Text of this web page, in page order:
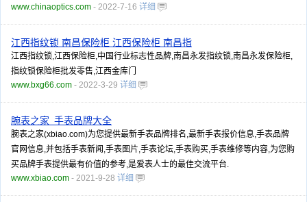
www.chinaoptics.com - 2022-7-16 详细
江西指纹锁 南昌保险柜 江西保险柜 南昌指
江西指纹锁,江西保险柜,中国行业标志性品牌,南昌永发指纹锁,南昌永发保险柜,
指纹锁保险柜批发零售,江西金库门
www.bxg66.com - 2022-3-29 详细
腕表之家_手表品牌大全
腕表之家(xbiao.com)为您提供最新手表品牌排名,最新手表报价信息,手表品牌
官网信息,并包括手表新闻,手表图片,手表论坛,手表购买,手表维修等内容,为您购
买品牌手表提供最有价值的参考,是爱表人士的最佳交流平台.
www.xbiao.com - 2021-9-28 详细